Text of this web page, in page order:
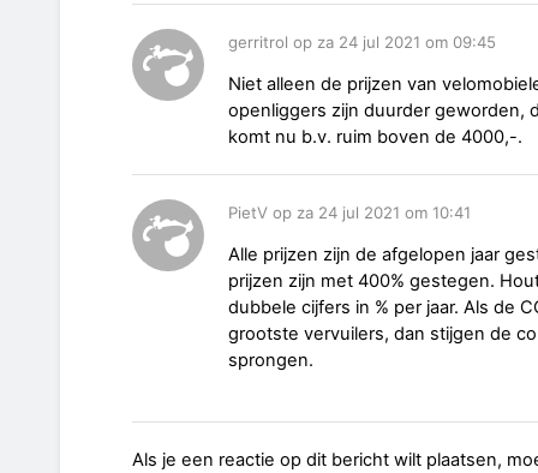
gerritrol op za 24 jul 2021 om 09:45
Niet alleen de prijzen van
openliggers zijn duurder geworden,
komt nu b.v. ruim boven de 4000,-.
PietV op za 24 jul 2021 om 10:41
Alle prijzen zijn de afgelopen jaar
prijzen zijn met 400% gestegen.
dubbele cijfers in % per jaar. Als de
grootste vervuilers, dan stijgen de
sprongen.
Als je een reactie op dit bericht wilt plaatsen,